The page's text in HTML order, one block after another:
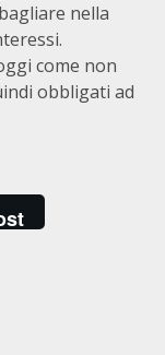
nella
come non
obbligati ad